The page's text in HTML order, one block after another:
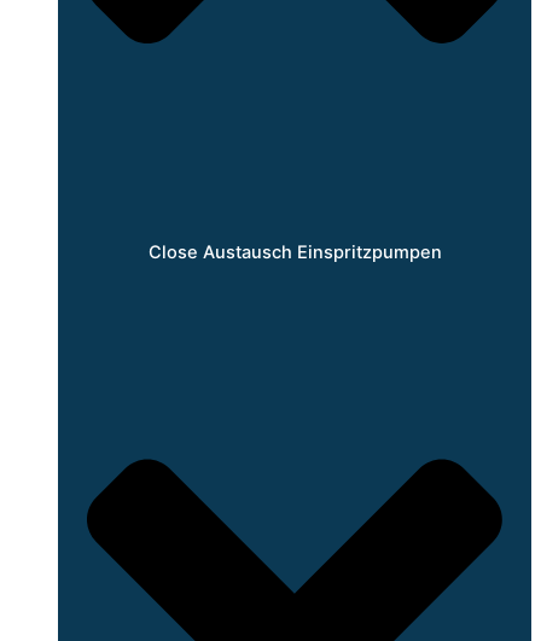
Close Austausch Einspritzpumpen